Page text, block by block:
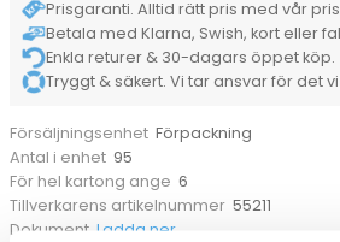
Prisgaranti. Alltid rätt pris med vår
Betala med Klarna, Swish, kort eller
Enkla returer & 30-dagars öppet köp.
Tryggt & säkert. Vi tar ansvar för det
Försäljningsenhet Förpackning
Antal i enhet 95
För hel kartong ange 6
Tillverkarens artikelnummer 55211
Dokument Ladda ner